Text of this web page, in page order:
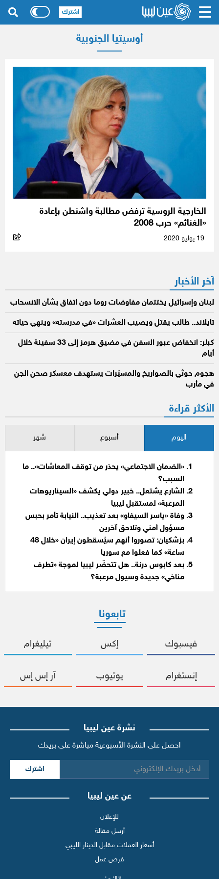
أوسيتيا الجنوبية
الخارجية الروسية ترفض مطالبة واشنطن بإعادة
«الغنائم» حرب 2008
آخر الأخبار
لبنان وإسرائيل يختتمان مفاوضات روما دون اتفاق بشأن الانسحاب
تايلاند.. طالب يقتل ويصيب العشرات «في مدرسته» وينهي حياته
كبلر: انخفاض عبور السفن في مضيق هرمز إلى 33 سفينة خلال
أيام
هجوم حوثي بالصواريخ والمسيّرات يستهدف معسكر صحن الجن
في مأرب
الأكثر قراءة
اليوم أسبوع شهر
«الضمان الاجتماعي» يحذر من توقف المعاشات».. ما
السبب؟
الشارع يشتعل.. خبير دولي يكشف «السيناريوهات
المرعبة» لمستقبل ليبيا
وفاة «ياسر السيفاو» بعد تعذيب.. النيابة تأمر بحبس
مسؤول أمني وتلاحق آخرين
بزشكيان: تصوروا أنهم سيُسقطون إيران «خلال 48
ساعة» كما فعلوا مع سوريا
بعد كابوس درنة.. هل تتحضّر ليبيا لموجة «تطرف
مناخي» جديدة وسيول مرعبة؟
تابعونا
فيسبوك إكس تيليغرام
إنستغرام يوتيوب آر إس إس
نشرة عين ليبيا
احصل على النشرة الأسبوعية مباشرة على بريدك
اشترك
عن عين ليبيا
للإعلان
أرسل مقالة
أسعار العملات مقابل الدينار الليبي
فرص عمل
اشترك